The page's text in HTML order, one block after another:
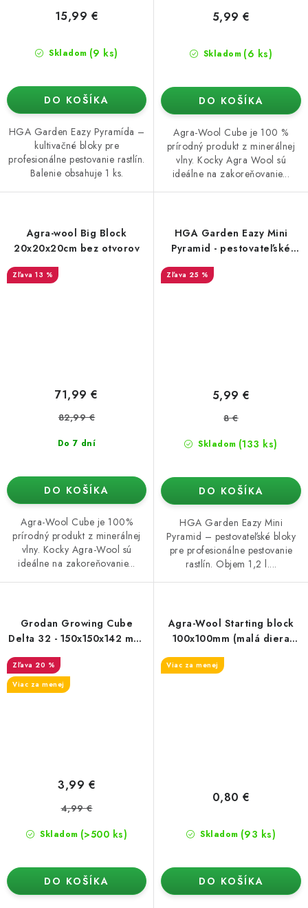
Skladom (9 ks)
15,99 €
DO KOŠÍKA
HGA Garden Eazy Pyramída –
kultivačné bloky pre
profesionálne pestovanie rastlín.
Balenie obsahuje 1 ks.
Skladom (6 ks)
5,99 €
DO KOŠÍKA
Agra-Wool Cube je 100 %
prírodný produkt z minerálnej
vlny. Kocky Agra Wool sú
ideálne na zakoreňovanie...
Agra-wool Big Block
20x20x20cm bez otvorov
13 %
Do 7 dní
71,99 €
82,99 €
DO KOŠÍKA
Agra-Wool Cube je 100%
prírodný produkt z minerálnej
vlny. Kocky Agra-Wool sú
ideálne na zakoreňovanie...
HGA Garden Eazy Mini
Pyramid - pestovateľské
25 %
Skladom (133 ks)
5,99 €
8 €
DO KOŠÍKA
HGA Garden Eazy Mini
Pyramid – pestovateľské bloky
pre profesionálne pestovanie
rastlín. Objem 1,2 l....
Grodan Growing Cube
Delta 32 - 150x150x142 mm,
20 %
Viac za menej
Skladom (>500 ks)
3,99 €
4,99 €
DO KOŠÍKA
Agra-Wool Starting block
100x100mm (malá diera
Viac za menej
Skladom (93 ks)
0,80 €
DO KOŠÍKA